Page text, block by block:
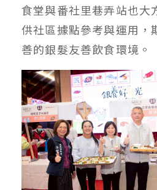
食堂與番社里巷弄站也大
供社區據點參考與運用，
善的銀髮友善飲食環境。